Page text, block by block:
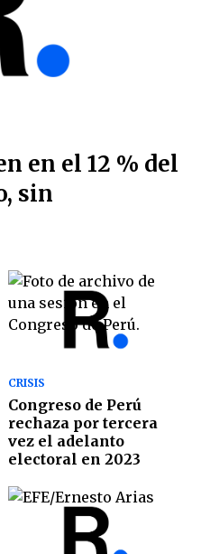
en el 12 % del
sin
CRISIS
Congreso de Perú
rechaza por tercera
vez el adelanto
electoral en 2023